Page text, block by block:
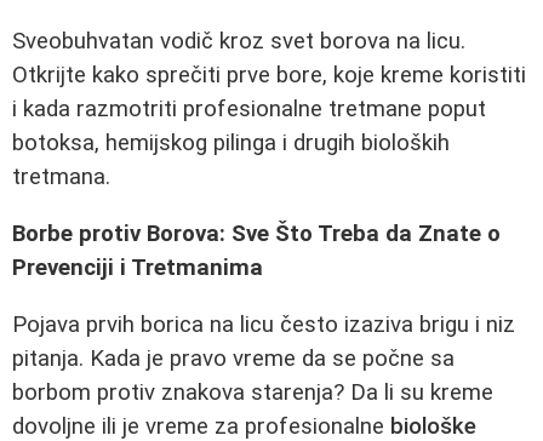
Sveobuhvatan vodič kroz svet borova na licu.
Otkrijte kako sprečiti prve bore, koje kreme koristiti
i kada razmotriti profesionalne tretmane poput
botoksa, hemijskog pilinga i drugih bioloških
tretmana.
Borbe protiv Borova: Sve Što Treba da Znate o
Prevenciji i Tretmanima
Pojava prvih borica na licu često izaziva brigu i niz
pitanja. Kada je pravo vreme da se počne sa
borbom protiv znakova starenja? Da li su kreme
dovoljne ili je vreme za profesionalne biološke